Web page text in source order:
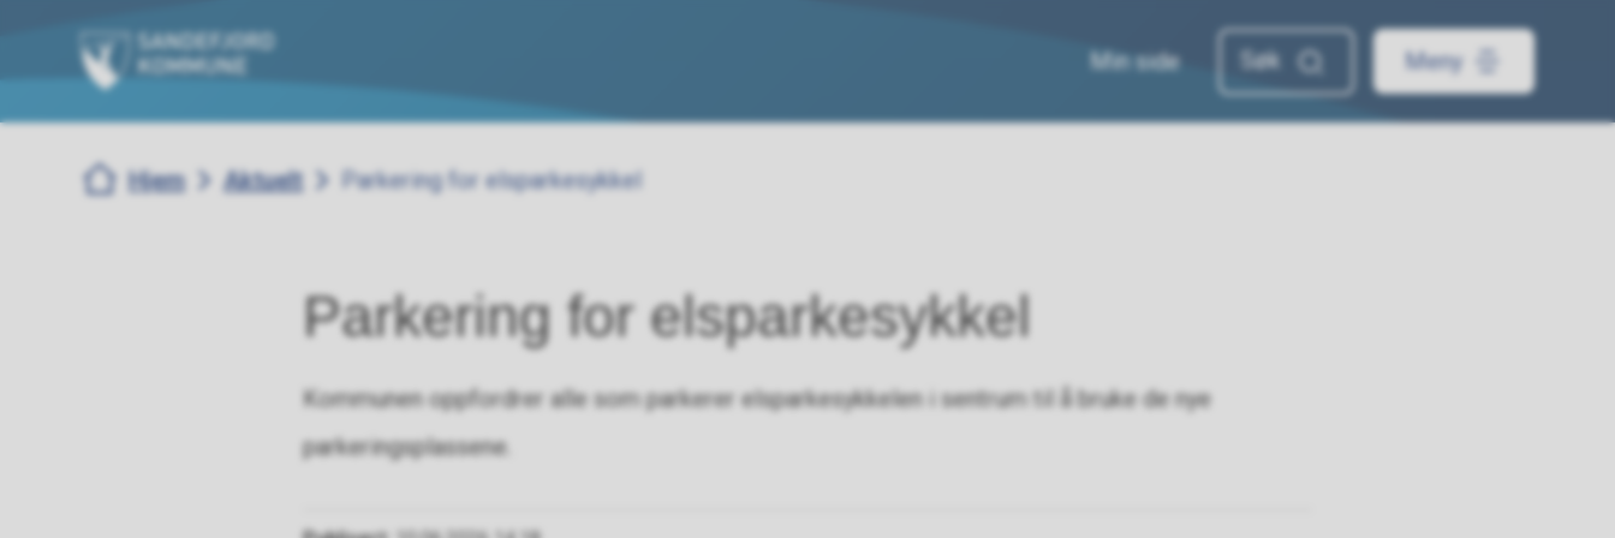
Min side Meny
Du er her:
Hjem Aktuelt Parkering for elsparkesykkel
Parkering for elsparkesykkel
Kommunen oppfordrer alle som parkerer elsparkesykkelen i sentrum til å bruke de nye
parkeringsplassene.